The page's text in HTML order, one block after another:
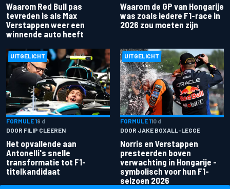
Waarom Red Bull pas
tevreden is als Max
Verstappen weer een
winnende auto heeft
Waarom de GP van Hongarije
was zoals iedere F1-race in
2026 zou moeten zijn
UITGELICHT
FORMULE 19 d
DOOR FILIP CLEEREN
Het opvallende aan
Antonelli's snelle
transformatie tot F1-
titelkandidaat
UITGELICHT
FORMULE 110 d
DOOR JAKE BOXALL-LEGGE
Norris en Verstappen
presteerden boven
verwachting in Hongarije -
symbolisch voor hun F1-
seizoen 2026